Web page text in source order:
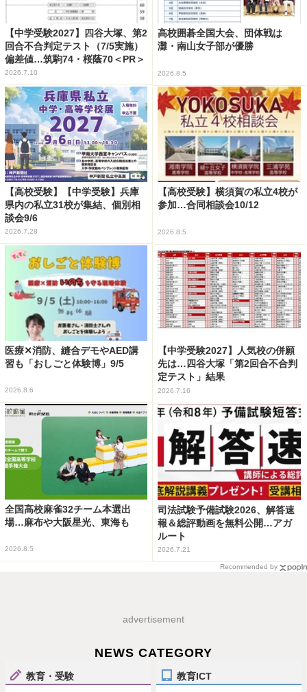
【中学受験2027】四谷大塚、第2
回合不合判定テスト（7/5実施）
偏差値…筑駒74・桜蔭70＜PR＞
2026.7.10
高校囲碁全国大会、団体戦は
灘・南山女子部が優勝
2026.8.5
【高校受験】【中学受験】兵庫
県内の私立31校が集結、個別相
談会9/6
2026.7.28
【高校受験】横須賀の私立4校が
参加…合同相談会10/12
2026.8.5
医療✕消防、縫合デモやAED講
習も「おしごと体験博」9/5
2026.8.6
【中学受験2027】人気校の併願
先は…四谷大塚「第2回合不合判
定テスト」結果
2026.7.16
全国高校麻雀32チーム本選出
場…麻布や大阪星光、東海も
2026.8.5
司法試験予備試験2026、解答速
報＆総評動画を無料公開…アガ
ルート
2026.7.21
Recommended by
advertisement
NEWS CATEGORY
教育・受験 教育ICT